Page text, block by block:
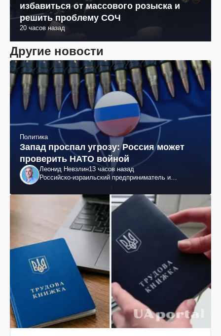
избавиться от массового розыска и
решить проблему СОЧ
20 часов назад
Другие новости
Политика
Запад проспал угрозу: Россия может
проверить НАТО войной
Леонид Невзлин13 часов назад
Российско-израильский предприниматель и
"ЮКОСа"